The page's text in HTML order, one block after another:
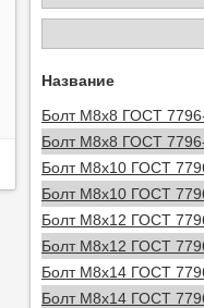
Название
Болт М8х8 ГОСТ
Болт М8х8 ГОСТ
Болт М8х10 ГОСТ
Болт М8х10 ГОСТ
Болт М8х12 ГОСТ
Болт М8х12 ГОСТ
Болт М8х14 ГОСТ
Болт М8х14 ГОСТ